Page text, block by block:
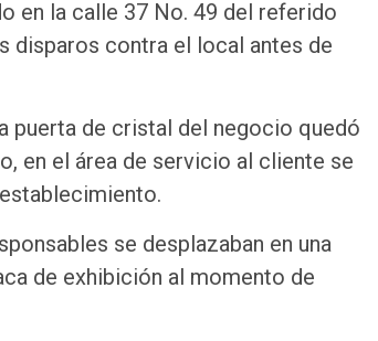
en la calle 37 No. 49 del referido
disparos contra el local antes de
puerta de cristal del negocio quedó
en el área de servicio al cliente se
se desplazaban en una
de exhibición al momento de